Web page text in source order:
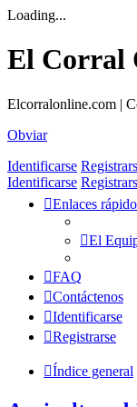
Loading...
El Corral
Elcorralonline.com |
Obviar
Identificarse
Identificarse
Enlaces
El
FAQ
Contáctenos
Identificarse
Registrarse
Índice general